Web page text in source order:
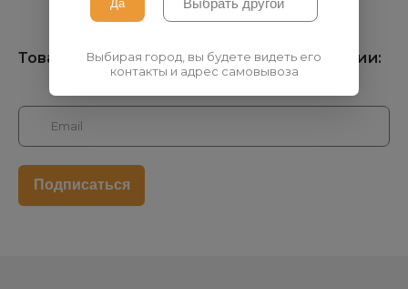
Товара нет на складе, узнать о поступлении:
Выбирая город, вы будете видеть его
контакты и адрес самовывоза